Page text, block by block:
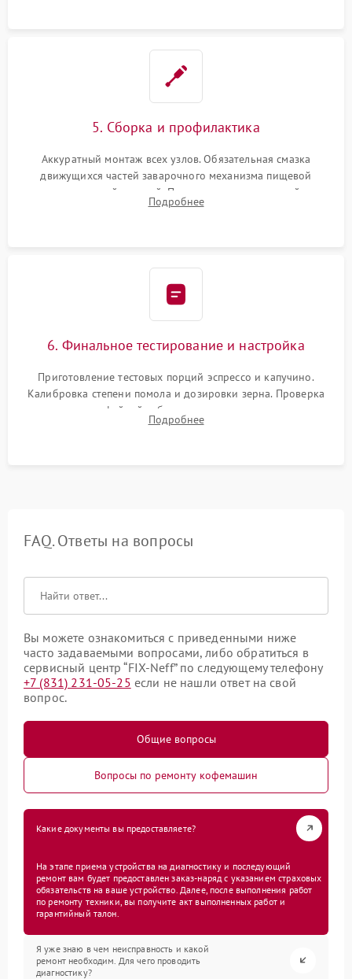
5. Сборка и профилактика
Аккуратный монтаж всех узлов. Обязательная смазка
движущихся частей заварочного механизма пищевой
силиконовой смазкой. Проведение программной
декальцинации и очистки системы от кофейных масел.
Подробнее
6. Финальное тестирование и настройка
Приготовление тестовых порций эспрессо и капучино.
Калибровка степени помола и дозировки зерна. Проверка
плотности кофейной таблетки, температуры напитка и
качества молочной пены. Контроль отсутствия посторонних
Подробнее
FAQ. Ответы на вопросы
Вы можете ознакомиться с приведенными ниже
часто задаваемыми вопросами, либо обратиться в
сервисный центр “FIX-Neff” по следующему телефону
+7 (831) 231-05-25 если не нашли ответ на свой
вопрос.
Общие вопросы
Вопросы по ремонту кофемашин
Какие документы вы предоставляете?
На этапе приема устройства на диагностику и последующий
ремонт вам будет предоставлен заказ-наряд с указанием страховых
обязательств на ваше устройство. Далее, после выполнения работ
по ремонту техники, вы получите акт выполненных работ и
гарантийный талон.
Я уже знаю в чем неисправность и какой
ремонт необходим. Для чего проводить
диагностику?